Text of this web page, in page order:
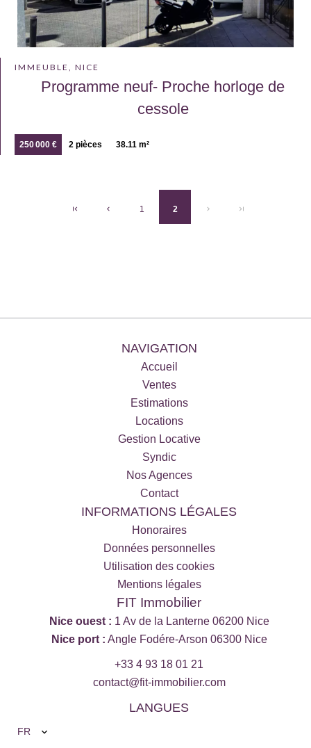
IMMEUBLE, NICE
Programme neuf- Proche horloge de
cessole
250 000 € 2 pièces 38.11 m²
1 2
NAVIGATION
Accueil
Ventes
Estimations
Locations
Gestion Locative
Syndic
Nos Agences
Contact
INFORMATIONS LÉGALES
Honoraires
Données personnelles
Utilisation des cookies
Mentions légales
FIT Immobilier
Nice ouest : 1 Av de la Lanterne 06200 Nice
Nice port : Angle Fodére-Arson 06300 Nice
+33 4 93 18 01 21
contact@fit-immobilier.com
LANGUES
FR